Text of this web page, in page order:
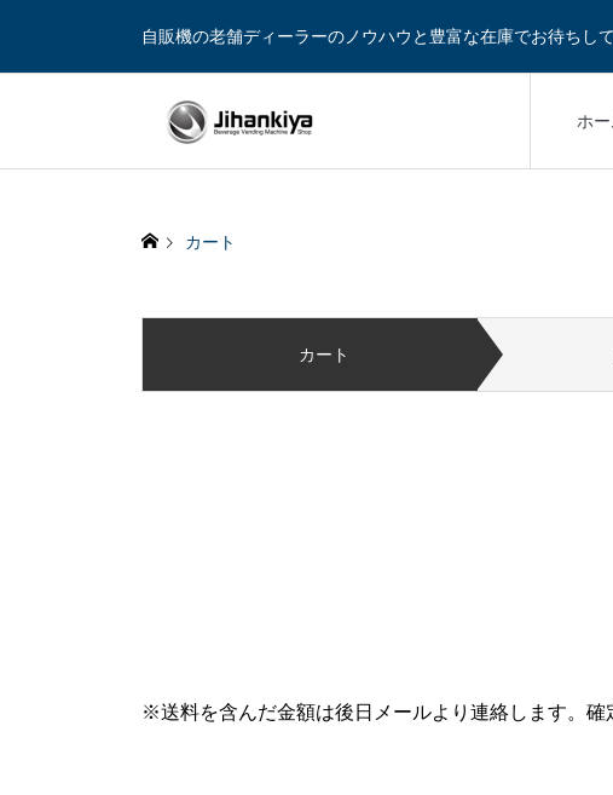
自販機の老舗ディーラーのノウハウと豊富な在庫でお待ちし
ホー
カート
カート
※送料を含んだ金額は後日メールより連絡します。確